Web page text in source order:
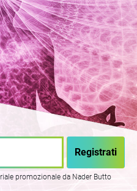
promozionale da Nader Butto